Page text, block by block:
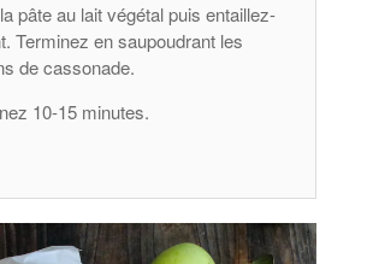
pâte au lait végétal puis entaillez-
Terminez en saupoudrant les
de cassonade.
10-15 minutes.